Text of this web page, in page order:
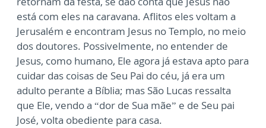
está com eles na caravana. Aflitos eles voltam a
Jerusalém e encontram Jesus no Templo, no meio
dos doutores. Possivelmente, no entender de
Jesus, como humano, Ele agora já estava apto para
cuidar das coisas de Seu Pai do céu, já era um
adulto perante a Bíblia; mas São Lucas ressalta
que Ele, vendo a “dor de Sua mãe” e de Seu pai
José, volta obediente para casa.